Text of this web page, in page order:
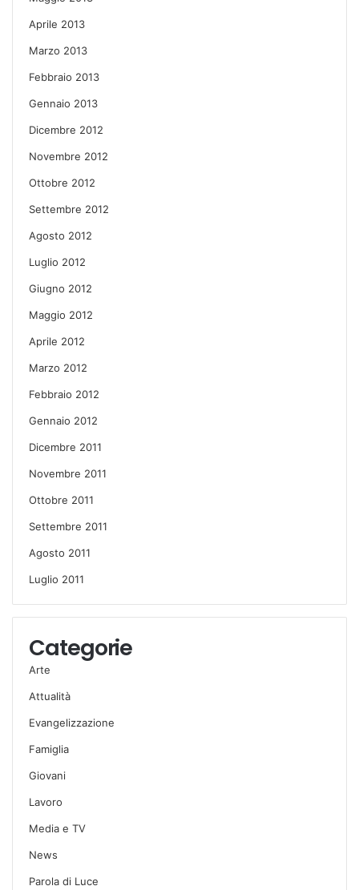
Aprile 2013
Marzo 2013
Febbraio 2013
Gennaio 2013
Dicembre 2012
Novembre 2012
Ottobre 2012
Settembre 2012
Agosto 2012
Luglio 2012
Giugno 2012
Maggio 2012
Aprile 2012
Marzo 2012
Febbraio 2012
Gennaio 2012
Dicembre 2011
Novembre 2011
Ottobre 2011
Settembre 2011
Agosto 2011
Luglio 2011
Categorie
Arte
Attualità
Evangelizzazione
Famiglia
Giovani
Lavoro
Media e TV
News
Parola di Luce